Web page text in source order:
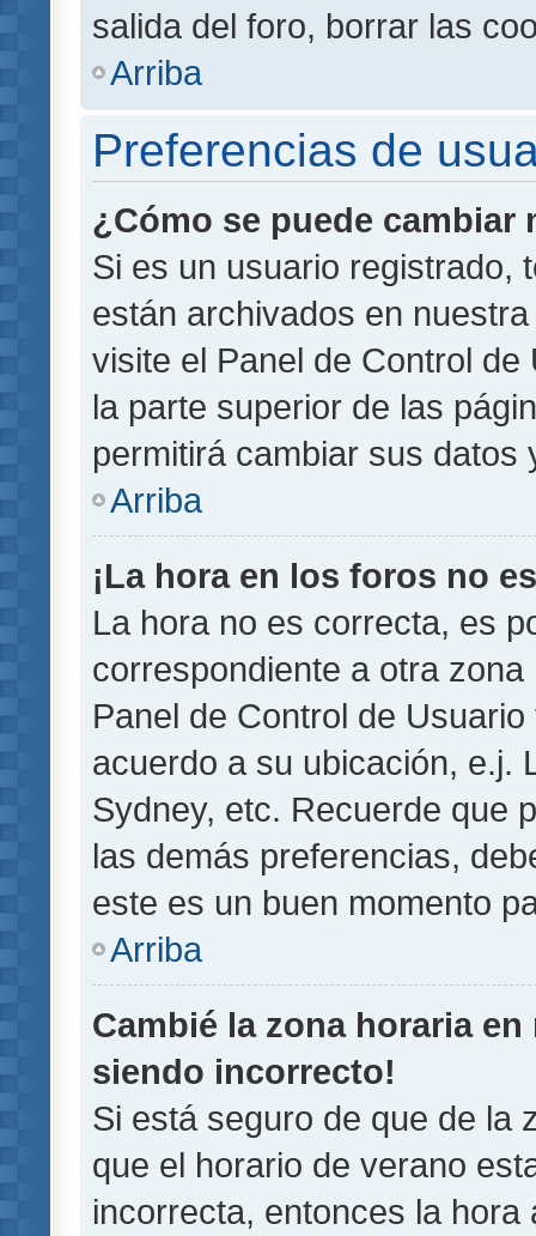
salida del foro, borrar las
Arriba
Preferencias de
¿Cómo se puede
Si es un usuario registrado,
están archivados en
visite el Panel de Control
la parte superior de las
permitirá cambiar sus datos
Arriba
¡La hora en los foros no
La hora no es correcta, es
correspondiente a otra
Panel de Control de
acuerdo a su ubicación, e.j.
Sydney, etc. Recuerde que
las demás preferencias,
este es un buen momento
Arriba
Cambié la zona horaria
siendo incorrecto!
Si está seguro de que de la
que el horario de verano
incorrecta, entonces la